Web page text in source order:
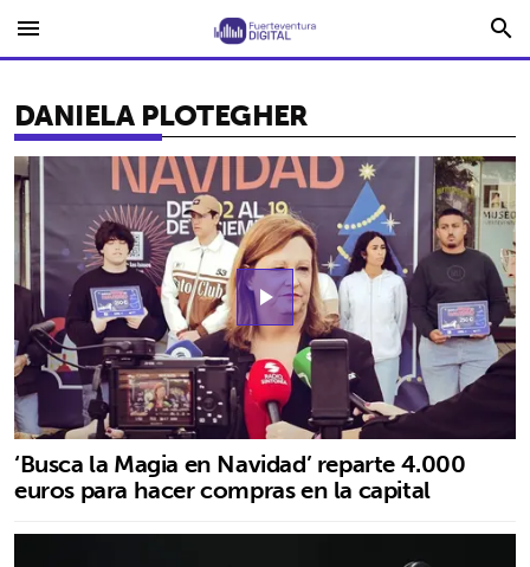
menu search
DANIELA PLOTEGHER
play_arrow
‘Busca la Magia en Navidad’ reparte 4.000
euros para hacer compras en la capital